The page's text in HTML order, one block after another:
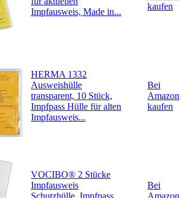
Impfausweis, Made in...
kaufen
HERMA 1332
Ausweishülle
transparent, 10 Stück,
Impfpass Hülle für alten
Impfausweis...
Bei
Amazon
kaufen
VOCIBO® 2 Stücke
Impfausweis
Schutzhülle, Impfpass
Bei
Amazon